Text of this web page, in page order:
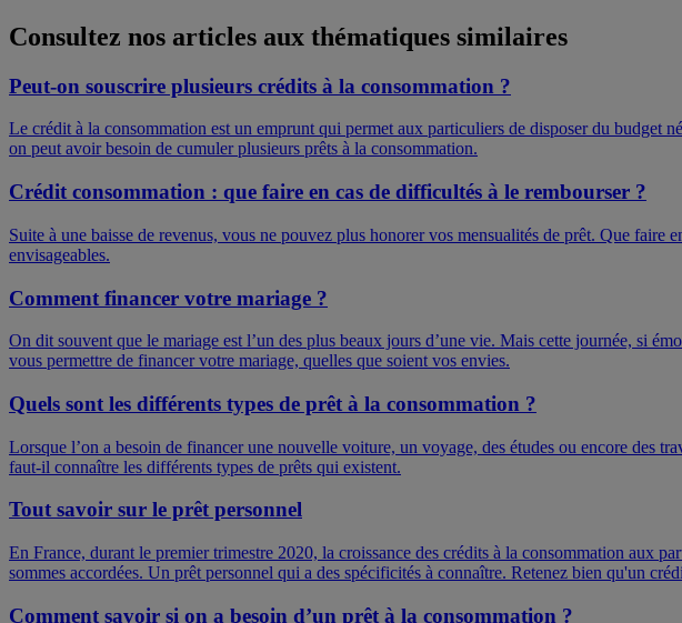
Consultez nos articles aux thématiques similaires
Peut-on souscrire plusieurs crédits à la consommation ?
Le crédit à la consommation est un emprunt qui permet aux particuliers de disposer du budget
on peut avoir besoin de cumuler plusieurs prêts à la consommation.
Crédit consommation : que faire en cas de difficultés à le rembourser ?
Suite à une baisse de revenus, vous ne pouvez plus honorer vos mensualités de prêt. Que
envisageables.
Comment financer votre mariage ?
On dit souvent que le mariage est l’un des plus beaux jours d’une vie. Mais cette journée, si
vous permettre de financer votre mariage, quelles que soient vos envies.
Quels sont les différents types de prêt à la consommation ?
Lorsque l’on a besoin de financer une nouvelle voiture, un voyage, des études ou encore des
faut-il connaître les différents types de prêts qui existent.
Tout savoir sur le prêt personnel
En France, durant le premier trimestre 2020, la croissance des crédits à la consommation aux
sommes accordées. Un prêt personnel qui a des spécificités à connaître. Retenez bien qu'un
Comment savoir si on a besoin d’un prêt à la consommation ?